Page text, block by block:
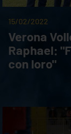
15/02/2022
Verona
Raphael:
con loro"